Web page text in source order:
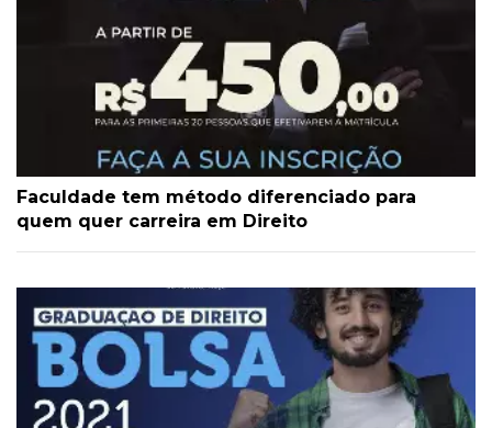
Faculdade tem método diferenciado para
quem quer carreira em Direito